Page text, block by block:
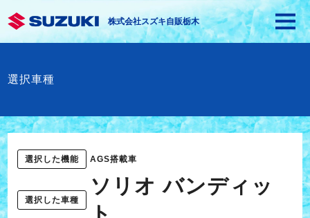
株式会社スズキ自販栃木
選択車種
選択した機能 AGS搭載車
選択した車種
ソリオ バンディッ